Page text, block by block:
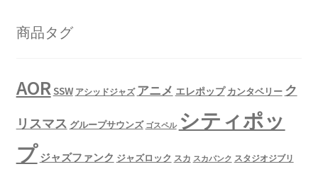
商品タグ
AORSSW アシッドジャズ アニメ エレポップ カンタベリー ク
リスマス グループサウンズ ゴスペル シティポッ
プ ジャズファンク ジャズロック スカ スカパンク スタジオジブリ